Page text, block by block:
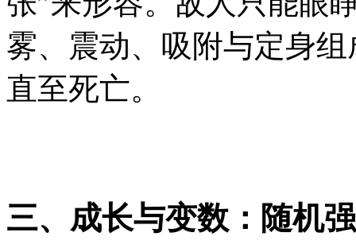
雾、震动、吸附与定身
直至死亡。
三、成长与变数：随机